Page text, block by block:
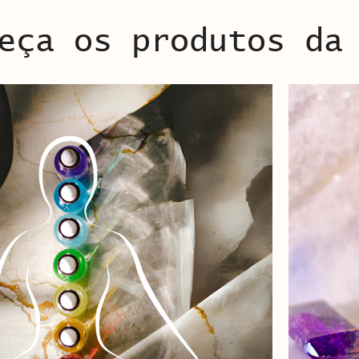
os produtos da